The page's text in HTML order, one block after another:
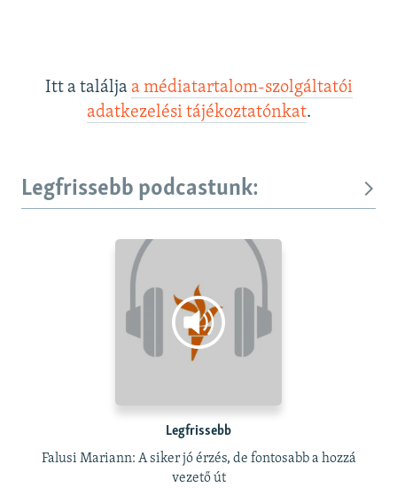
Itt a találja a médiatartalom-szolgáltatói
adatkezelési tájékoztatónkat.
Legfrissebb podcastunk:
Legfrissebb
Falusi Mariann: A siker jó érzés, de fontosabb a hozzá
vezető út